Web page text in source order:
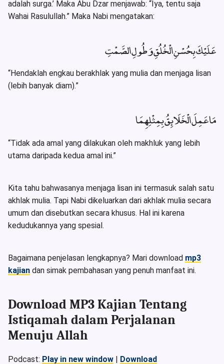
adalah surga.’ Maka Abu Dzar menjawab: “Iya, tentu saja
Wahai Rasulullah.” Maka Nabi mengatakan:
عَلَيْكَ بِحُسْنِ الْخُلُقِ وَطُولِ الصَّمْتِ
“Hendaklah engkau berakhlak yang mulia dan menjaga lisan
(lebih banyak diam).”
مَا عَمِلَ الْخَلَائِقُ بِمِثْلِهِمَا
“Tidak ada amal yang dilakukan oleh makhluk yang lebih
utama daripada kedua amal ini.”
Kita tahu bahwasanya menjaga lisan ini termasuk salah satu
akhlak mulia. Tapi Nabi dikeluarkan dari akhlak mulia secara
umum dan disebutkan secara khusus. Hal ini karena
kedudukannya yang spesial.
Bagaimana penjelasan lengkapnya? Mari download mp3
kajian dan simak pembahasan yang penuh manfaat ini.
Download MP3 Kajian Tentang
Istiqamah dalam Perjalanan
Menuju Allah
Podcast: Play in new window | Download